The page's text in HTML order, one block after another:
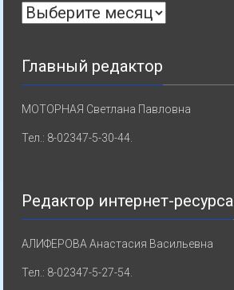
Архивы
Главный редактор
МОТОРНАЯ Светлана Павловна
Тел.: 8-02347-5-30-44.
Редактор интернет-ресурса
АЛИФЕРОВА Анастасия Васильевна
Тел.: 8-02347-5-27-54.